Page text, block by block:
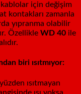
için değişim
kontakları zamanla
yıpranma olabilir
Özellikle WD 40ile
biri ısıtmıyor:
ısıtmayan
ısı yoksa